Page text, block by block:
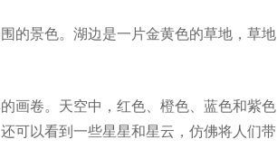
的景色。湖边是一片金黄色的草地，草地
画卷。天空中，红色、橙色、蓝色和紫色
可以看到一些星星和星云，仿佛将人们带